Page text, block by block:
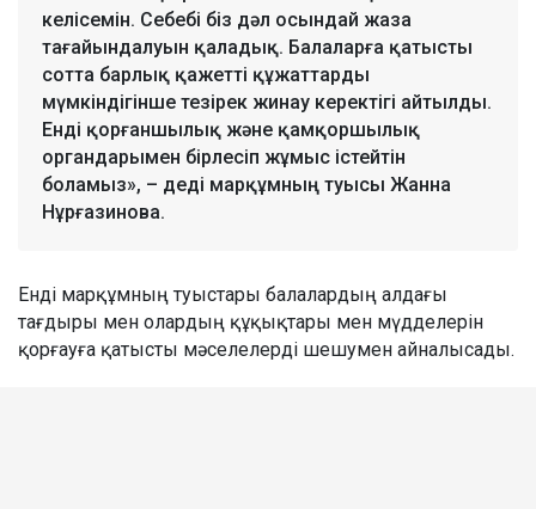
келісемін. Себебі біз дәл осындай жаза
тағайындалуын қаладық. Балаларға қатысты
сотта барлық қажетті құжаттарды
мүмкіндігінше тезірек жинау керектігі айтылды.
Енді қорғаншылық және қамқоршылық
органдарымен бірлесіп жұмыс істейтін
боламыз», – деді марқұмның туысы Жанна
Нұрғазинова.
Енді марқұмның туыстары балалардың алдағы
тағдыры мен олардың құқықтары мен мүдделерін
қорғауға қатысты мәселелерді шешумен айналысады.